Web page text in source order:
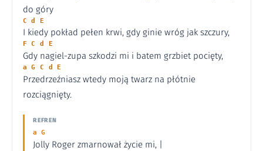
do góry
C d E
I kiedy pokład pełen krwi, gdy ginie wróg jak szczury,
F C d E
Gdy nagiel-zupa szkodzi mi i batem grzbiet pocięty,
a G C d E
Przedrzeźniasz wtedy moją twarz na płótnie
rozciągnięty.
REFREN
a G
Jolly Roger zmarnował życie mi, |